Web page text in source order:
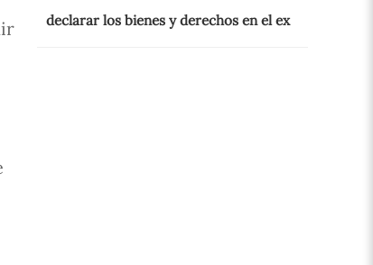
declarar los bienes y derechos en el ex